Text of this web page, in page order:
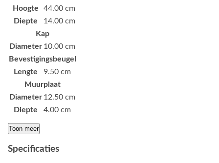
Hoogte
44.00 cm
Diepte
14.00 cm
Kap
Diameter 10.00 cm
Bevestigingsbeugel
Lengte
9.50 cm
Muurplaat
Diameter 12.50 cm
Diepte
4.00 cm
Toon meer
Specificaties